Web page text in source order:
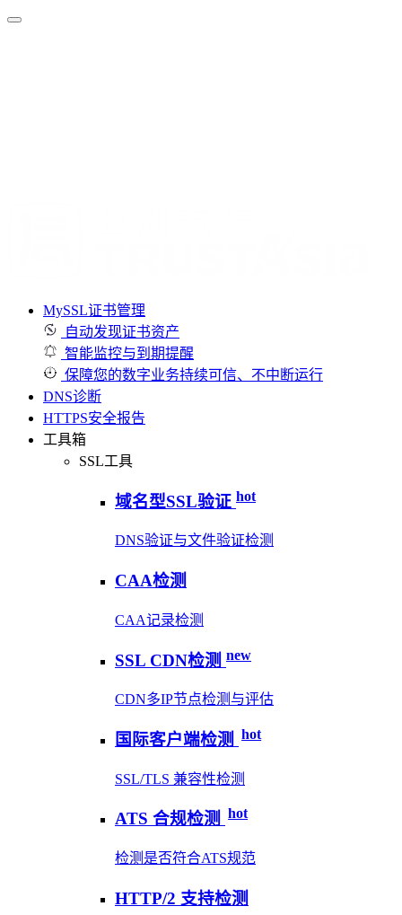
MySSL证书管理
自动发现证书资产
智能监控与到期提醒
保障您的数字业务持续可信、不中断运行
DNS诊断
HTTPS安全报告
工具箱
SSL工具
域名型SSL验证 hot
DNS验证与文件验证检测
CAA检测
CAA记录检测
SSL CDN检测 new
CDN多IP节点检测与评估
国际客户端检测 hot
SSL/TLS 兼容性检测
ATS 合规检测 hot
检测是否符合ATS规范
HTTP/2 支持检测